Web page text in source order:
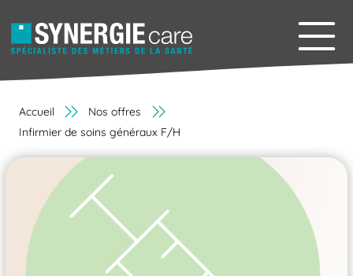
Accueil
Nos offres
Infirmier de soins généraux F/H